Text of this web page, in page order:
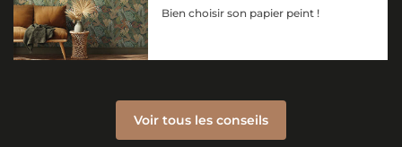
Bien choisir son papier peint !
Voir tous les conseils